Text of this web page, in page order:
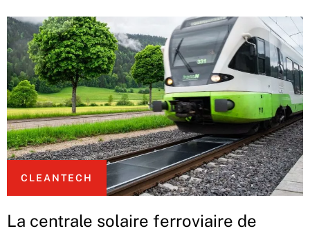
CLEANTECH
La centrale solaire ferroviaire de